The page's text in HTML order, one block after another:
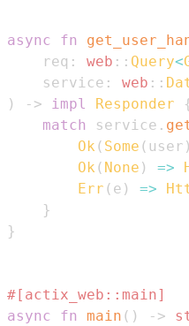
async fn
    req
: web :: Query<
    service
: web ::
)
-> impl Responder
match
service .
Ok ( Some ( user )
Ok ( None ) =>
Err ( e ) =>
}
}
#[actix_web::main]
async
fn main ( ) ->